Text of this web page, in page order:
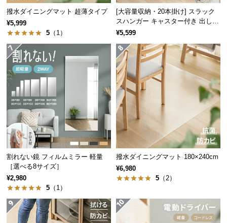
ー
ビ
ス
つ
い
て
搬
入
経
路
に
つ
い
て
返
品・
重量
たくさん入る頑丈設計
撥水ダイニングマット 超薄タイプ
¥5,999
5 （1）
[大容量収納・20本掛け] スラック
スハンガー キャスター付き 出し入
れ簡単 棚なしタイプ
¥5,599
割れない鏡 フィルムミラー 軽量
［選べる8サイズ］
¥2,980
5 （1）
撥水ダイニングマット 180×240cm
¥6,980
5 （2）